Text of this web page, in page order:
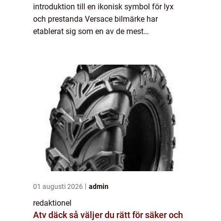
introduktion till en ikonisk symbol för lyx
och prestanda Versace bilmärke har
etablerat sig som en av de mest
legendariska mode- ...
01 augusti 2026 admin
redaktionel
Atv däck så väljer du rätt för säker och